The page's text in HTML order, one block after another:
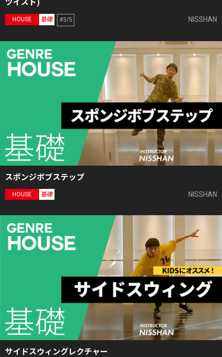
ツイスト)
HOUSE 基礎 #3/5 NISSHAN
スポンジボブステップ
HOUSE 基礎 NISSHAN
サイドスウィングレクチャー